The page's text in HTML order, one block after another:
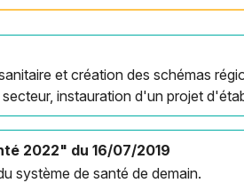
et création des schémas
instauration d'un projet
2022" du 16/07/2019
système de santé de demain.